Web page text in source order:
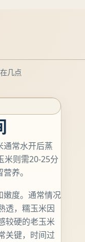
几点
通常水开后蒸
米则需20-25分
养。
嫩度。通常情况
透，糯玉米因
较硬的老玉米
关键，时间过